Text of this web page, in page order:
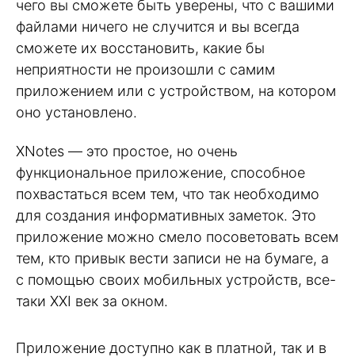
чего вы сможете быть уверены, что с вашими
файлами ничего не случится и вы всегда
сможете их восстановить, какие бы
неприятности не произошли с самим
приложением или с устройством, на котором
оно установлено.
XNotes — это простое, но очень
функциональное приложение, способное
похвастаться всем тем, что так необходимо
для создания информативных заметок. Это
приложение можно смело посоветовать всем
тем, кто привык вести записи не на бумаге, а
с помощью своих мобильных устройств, все-
таки XXI век за окном.
Приложение доступно как в платной, так и в